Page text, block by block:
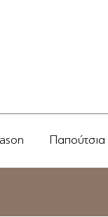
Παπούτσια